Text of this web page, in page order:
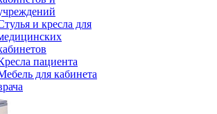
и кресла для
пациента
для кабинета